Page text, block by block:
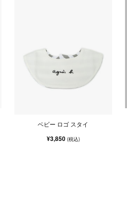
ベビー ロゴ スタイ
¥3,850 (税込)